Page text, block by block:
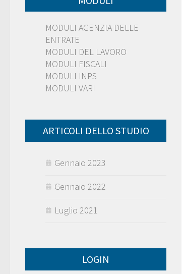
MODULI AGENZIA DELLE
ENTRATE
MODULI DEL LAVORO
MODULI FISCALI
MODULI INPS
MODULI VARI
ARTICOLI DELLO STUDIO
Gennaio 2023
Gennaio 2022
Luglio 2021
LOGIN